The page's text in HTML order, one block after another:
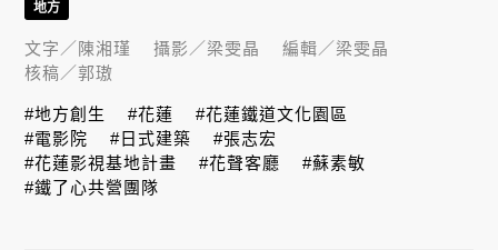
地方
文字／ 陳湘瑾 攝影／梁雯晶 編輯／梁雯晶
核稿／郭璈
#地方創生 #花蓮
#花蓮鐵道文化園區
#電影院
#日式建築
#張志宏
#花蓮影視基地計畫
#花聲客廳
#蘇素敏
#鐵了心共營團隊